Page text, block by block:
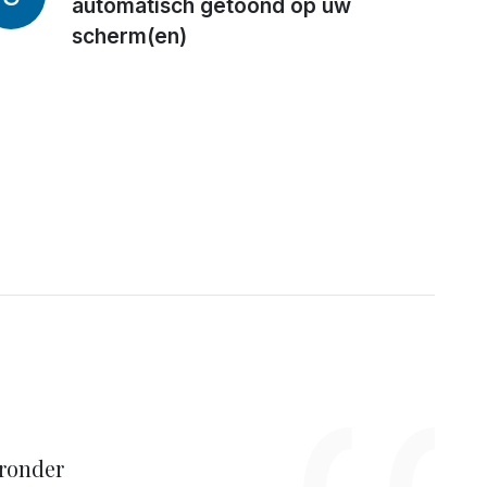
automatisch getoond op uw
scherm(en)
het
levert
er blij
waar